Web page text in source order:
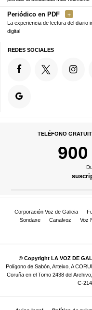
Periódico en PDF
La experiencia de lectura del diario
digital
REDES SOCIALES
TELÉFONO
Corporación Voz de Galicia
Sondaxe
Canalvoz Voz
© Copyright LA VOZ DE
Polígono de Sabón, Arteixo, A
Coruña en el Tomo 2438 del
C-